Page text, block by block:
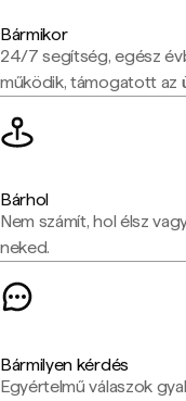
Bármikor
24/7 segítség, egész
működik, támogatott az
Bárhol
Nem számít, hol élsz
neked.
Bármilyen kérdés
Egyértelmű válaszok